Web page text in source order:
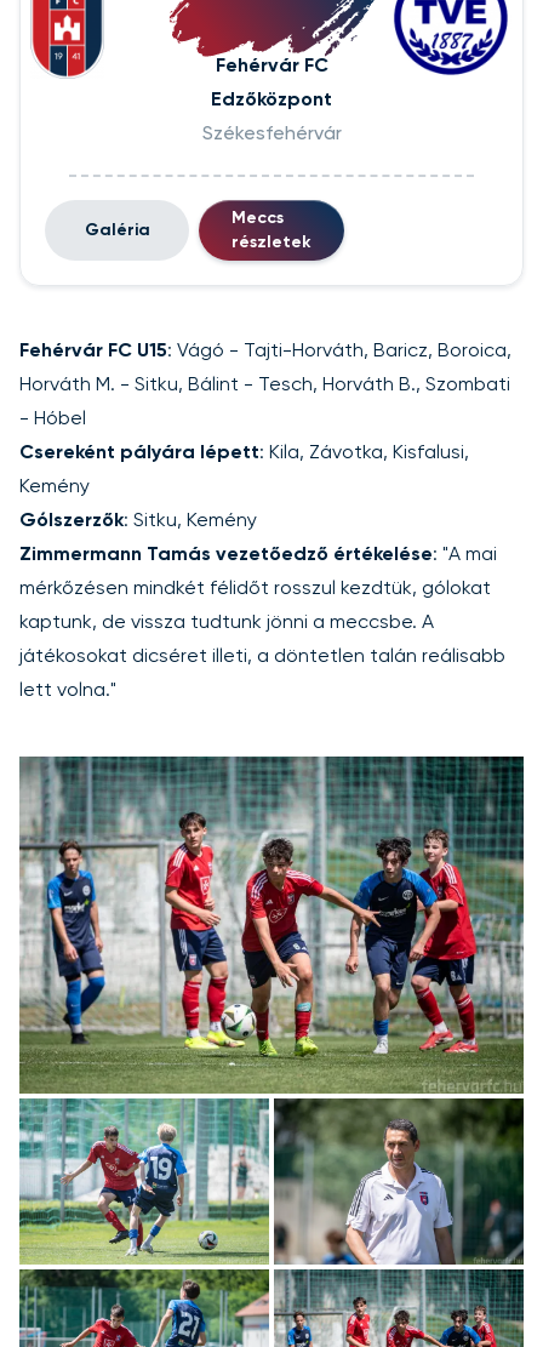
Fehérvár FC
Edzőközpont
Székesfehérvár
Galéria
Meccs
részletek
Fehérvár FC U15: Vágó - Tajti-Horváth, Baricz, Boroica,
Horváth M. - Sitku, Bálint - Tesch, Horváth B., Szombati
- Hóbel
Csereként pályára lépett: Kila, Závotka, Kisfalusi,
Kemény
Gólszerzők: Sitku, Kemény
Zimmermann Tamás vezetőedző értékelése: "A mai
mérkőzésen mindkét félidőt rosszul kezdtük, gólokat
kaptunk, de vissza tudtunk jönni a meccsbe. A
játékosokat dicséret illeti, a döntetlen talán reálisabb
lett volna."